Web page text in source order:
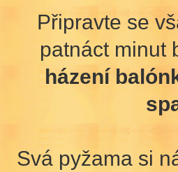
Připravte se
patnáct minut
házení
Svá pyžama si